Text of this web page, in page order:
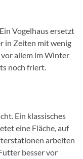
Vogelhaus ersetzt
in Zeiten mit wenig
vor allem im Winter
noch friert.
Ein klassisches
eine Fläche, auf
arbeiten
besser vor